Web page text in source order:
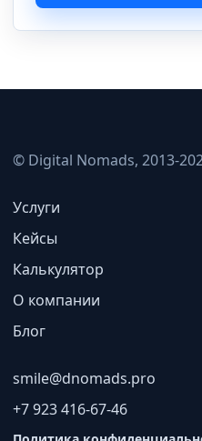
© Digital Nomads, 2013-
Услуги
Кейсы
Калькулятор
О компании
Блог
smile@dnomads.pro
+7 923 416-67-46